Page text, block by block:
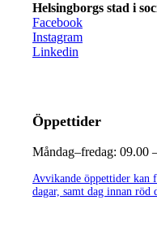
Helsingborgs stad i
Facebook
Instagram
Linkedin
Öppettider
Måndag–fredag: 09.00
Avvikande öppettider kan
dagar, samt dag innan röd